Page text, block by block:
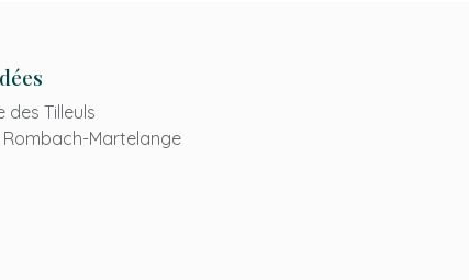
des Tilleuls
Rombach-Martelange